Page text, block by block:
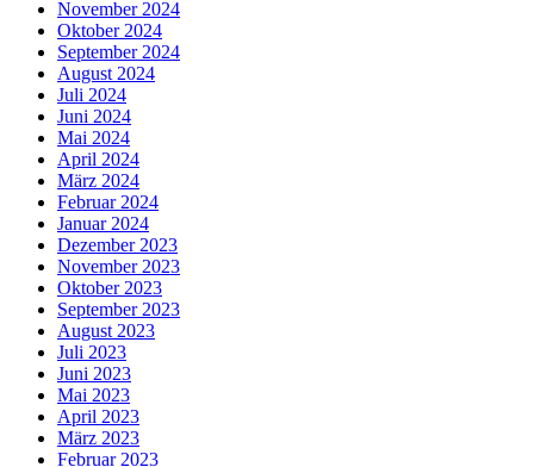
November 2024
Oktober 2024
September 2024
August 2024
Juli 2024
Juni 2024
Mai 2024
April 2024
März 2024
Februar 2024
Januar 2024
Dezember 2023
November 2023
Oktober 2023
September 2023
August 2023
Juli 2023
Juni 2023
Mai 2023
April 2023
März 2023
Februar 2023